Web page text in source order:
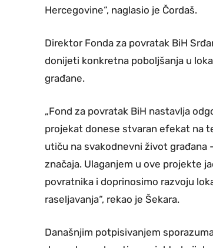
Hercegovine“, naglasio je Čordaš.
Direktor Fonda za povratak BiH
donijeti konkretna poboljšanja u
građane.
„Fond za povratak BiH nastavlja
projekat donese stvaran efekat na
utiču na svakodnevni život
značaja. Ulaganjem u ove projekte
povratnika i doprinosimo razvoju
raseljavanja“, rekao je Šekara.
Današnjim potpisivanjem